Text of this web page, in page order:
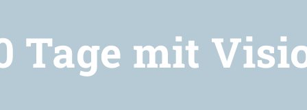
Tage mit